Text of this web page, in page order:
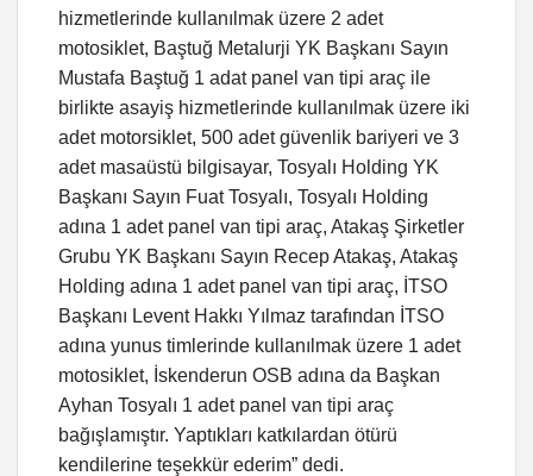
hizmetlerinde kullanılmak üzere 2 adet
motosiklet, Baştuğ Metalurji YK Başkanı Sayın
Mustafa Baştuğ 1 adat panel van tipi araç ile
birlikte asayiş hizmetlerinde kullanılmak üzere iki
adet motorsiklet, 500 adet güvenlik bariyeri ve 3
adet masaüstü bilgisayar, Tosyalı Holding YK
Başkanı Sayın Fuat Tosyalı, Tosyalı Holding
adına 1 adet panel van tipi araç, Atakaş Şirketler
Grubu YK Başkanı Sayın Recep Atakaş, Atakaş
Holding adına 1 adet panel van tipi araç, İTSO
Başkanı Levent Hakkı Yılmaz tarafından İTSO
adına yunus timlerinde kullanılmak üzere 1 adet
motosiklet, İskenderun OSB adına da Başkan
Ayhan Tosyalı 1 adet panel van tipi araç
bağışlamıştır. Yaptıkları katkılardan ötürü
kendilerine teşekkür ederim” dedi.